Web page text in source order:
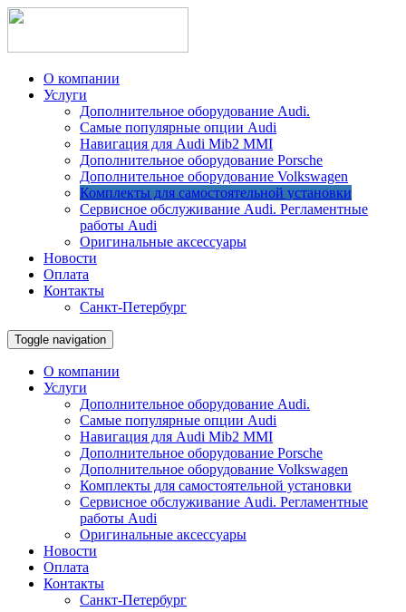
О компании
Услуги
Дополнительное оборудование Audi.
Самые популярные опции Audi
Навигация для Audi Mib2 MMI
Дополнительное оборудование Porsche
Дополнительное оборудование Volkswagen
Комплекты для самостоятельной установки
Сервисное обслуживание Audi. Регламентные
работы Audi
Оригинальные аксессуары
Новости
Оплата
Контакты
Санкт-Петербург
Toggle navigation
О компании
Услуги
Дополнительное оборудование Audi.
Самые популярные опции Audi
Навигация для Audi Mib2 MMI
Дополнительное оборудование Porsche
Дополнительное оборудование Volkswagen
Комплекты для самостоятельной установки
Сервисное обслуживание Audi. Регламентные
работы Audi
Оригинальные аксессуары
Новости
Оплата
Контакты
Санкт-Петербург